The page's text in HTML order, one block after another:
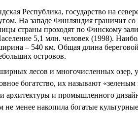
Республика, государство на
На западе Финляндия граничит со
страны проходят по Финскому
5,1 млн. человек (1998).
– 540 км. Общая длина
островов.
лесов и многочисленных озер,
богатство, их называют
архитектуры и промышленного
менее накопила богатые